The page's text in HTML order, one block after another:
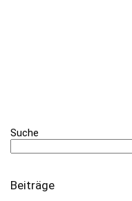
Suche
Beiträge